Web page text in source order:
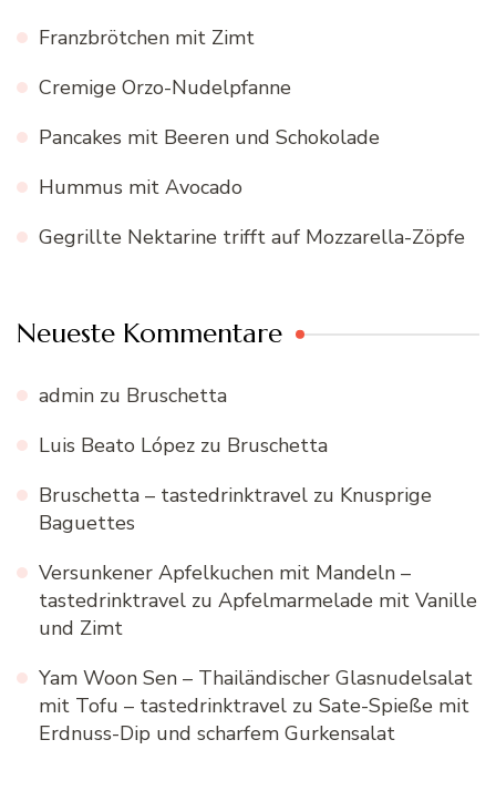
Franzbrötchen mit Zimt
Cremige Orzo-Nudelpfanne
Pancakes mit Beeren und Schokolade
Hummus mit Avocado
Gegrillte Nektarine trifft auf Mozzarella-Zöpfe
Neueste Kommentare
admin zu Bruschetta
Luis Beato López zu Bruschetta
Bruschetta – tastedrinktravel zu Knusprige
Baguettes
Versunkener Apfelkuchen mit Mandeln –
tastedrinktravel zu Apfelmarmelade mit Vanille
und Zimt
Yam Woon Sen – Thailändischer Glasnudelsalat
mit Tofu – tastedrinktravel zu Sate-Spieße mit
Erdnuss-Dip und scharfem Gurkensalat